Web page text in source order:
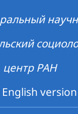
центр РАН
English version